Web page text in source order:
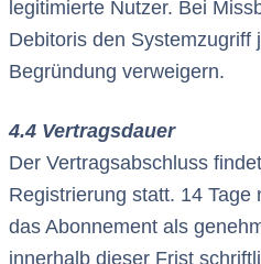
legitimierte Nutzer. Bei
Debitoris den Systemzugriff
Begründung verweigern.
4.4 Vertragsdauer
Der Vertragsabschluss
Registrierung statt. 14 Tage
das Abonnement als
innerhalb dieser Frist